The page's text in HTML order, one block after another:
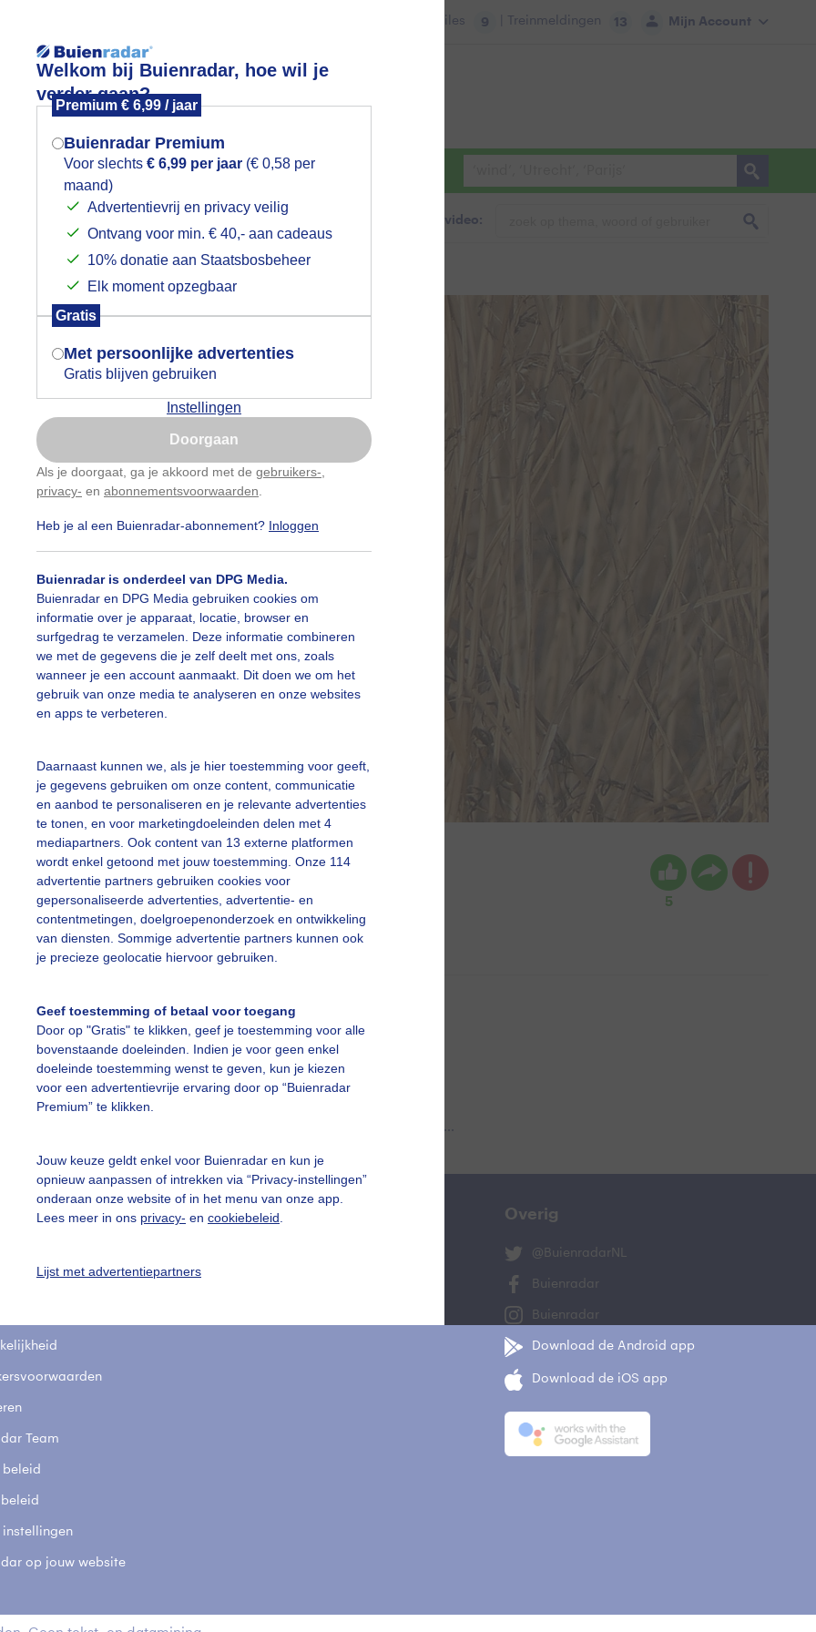
Welkom bij Buienradar, hoe wil je
verder gaan?
Premium € 6,99 / jaar
Buienradar Premium
Voor slechts € 6,99 per jaar (€ 0,58 per
maand)
Advertentievrij en privacy veilig
Ontvang voor min. € 40,- aan cadeaus
10% donatie aan Staatsbosbeheer
Elk moment opzegbaar
Gratis
Met persoonlijke advertenties
Gratis blijven gebruiken
Instellingen
Doorgaan
Als je doorgaat, ga je akkoord met de gebruikers-
privacy- en abonnementsvoorwaarden
Heb je al een Buienradar-abonnement? Inloggen
Buienradar is onderdeel van DPG Media.
Buienradar en DPG Media gebruiken cookies om
informatie over je apparaat, locatie, browser en
surfgedrag te verzamelen. Deze informatie combineren
we met de gegevens die je zelf deelt met ons, zoals
wanneer je een account aanmaakt. Dit doen we om het
gebruik van onze media te analyseren en onze websites
en apps te verbeteren.
Daarnaast kunnen we, als je hier toestemming voor geeft,
je gegevens gebruiken om onze content, communicatie
en aanbod te personaliseren en je relevante advertenties
te tonen, en voor marketingdoeleinden delen met 4
mediapartners. Ook content van 13 externe platformen
wordt enkel getoond met jouw toestemming. Onze 114
advertentie partners gebruiken cookies voor
gepersonaliseerde advertenties, advertentie- en
contentmetingen, doelgroepenonderzoek en ontwikkeling
van diensten. Sommige advertentie partners kunnen ook
je precieze geolocatie hiervoor gebruiken.
Geef toestemming of betaal voor toegang
Door op "Gratis" te klikken, geef je toestemming voor alle
bovenstaande doeleinden. Indien je voor geen enkel
doeleinde toestemming wenst te geven, kun je kiezen
voor een advertentievrije ervaring door op “Buienradar
Premium” te klikken.
Jouw keuze geldt enkel voor Buienradar en kun je
opnieuw aanpassen of intrekken via “Privacy-instellingen”
onderaan onze website of in het menu van onze app.
Lees meer in ons privacy- en cookiebeleid
Lijst met advertentiepartners
Mijn Account
Files 9 | Treinmeldingen 13
Foto en video Weerzine
Zoeken in foto & video:
ook heerlijk in het zonnetje..en het takje ook..
Loes Rodermond Gemaakt: 18-01-2026, 542x bekeken
5
Zon
slideshow
vragen
Team
beleid
instellingen
op jouw website
Mijn weer Overig
@BuienradarNL
Buienradar
Buienradar
Download de Android app
Download de iOS app
Mogen we je locatie gebruiken voor
het weer?
Indien je hier nog geen akkoord op hebt
gegeven, verschijnt er zo een pop-up uit
je browser waarin deze toestemming
gevraagd wordt.
Is goed, toon de popup
Nu niet, misschien later
Gebruik je Safari en wil je niet elke dag deze pop-up
Klikhierom dit aan te passen